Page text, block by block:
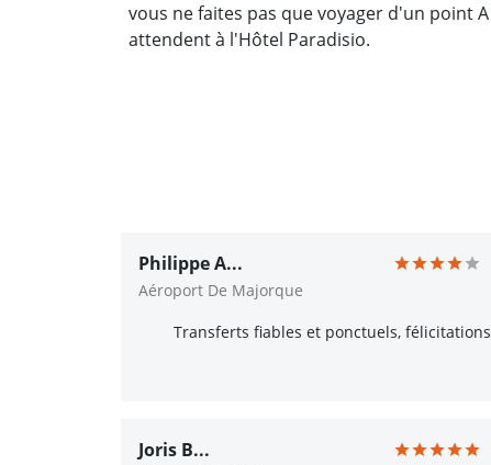
vous ne faites pas que voyager d'un point
attendent à l'Hôtel Paradisio.
Philippe A...
Aéroport De Majorque
Transferts fiables et ponctuels,
Joris B...